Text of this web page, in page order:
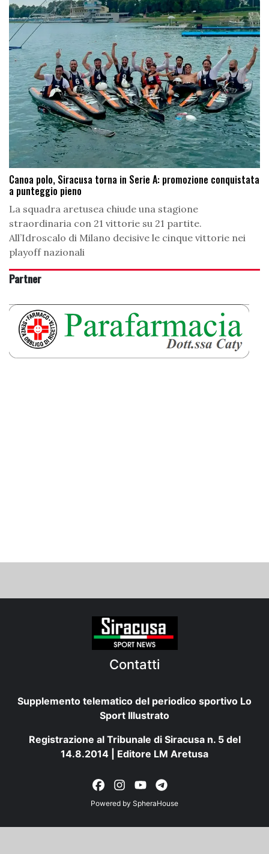
Canoa polo, Siracusa torna in Serie A: promozione conquistata
a punteggio pieno
La squadra aretusea chiude una stagione
straordinaria con 21 vittorie su 21 partite.
All’Idroscalo di Milano decisive le cinque vittorie nei
playoff nazionali
Partner
Contatti
Supplemento telematico del periodico sportivo Lo
Sport Illustrato
Registrazione al Tribunale di Siracusa n. 5 del
14.8.2014 | Editore LM Aretusa
Powered by SpheraHouse